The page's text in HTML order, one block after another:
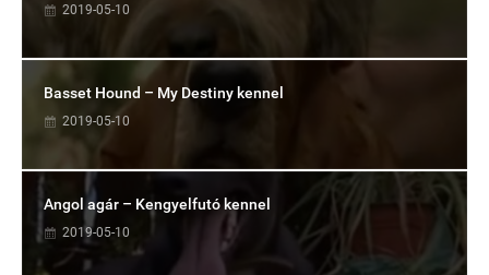
2019-05-10
Basset Hound – My Destiny kennel
2019-05-10
Angol agár – Kengyelfutó kennel
2019-05-10